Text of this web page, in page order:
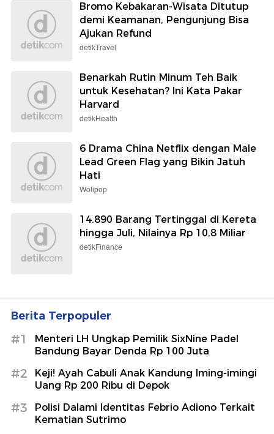
Bromo Kebakaran-Wisata Ditutup
demi Keamanan, Pengunjung Bisa
Ajukan Refund
detikTravel
Benarkah Rutin Minum Teh Baik
untuk Kesehatan? Ini Kata Pakar
Harvard
detikHealth
6 Drama China Netflix dengan Male
Lead Green Flag yang Bikin Jatuh
Hati
Wolipop
14.890 Barang Tertinggal di Kereta
hingga Juli, Nilainya Rp 10,8 Miliar
detikFinance
Berita Terpopuler
#1
Menteri LH Ungkap Pemilik SixNine Padel
Bandung Bayar Denda Rp 100 Juta
#2
Keji! Ayah Cabuli Anak Kandung Iming-imingi
Uang Rp 200 Ribu di Depok
#3
Polisi Dalami Identitas Febrio Adiono Terkait
Kematian Sutrimo